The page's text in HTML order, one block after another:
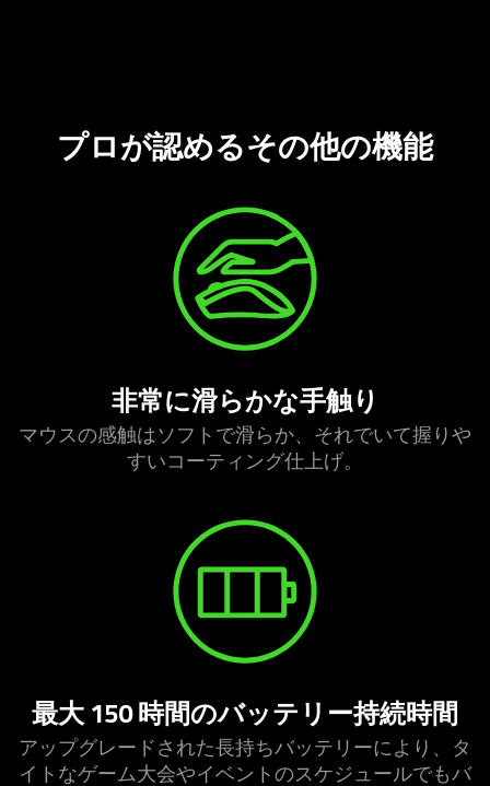
プロが認めるその他の機能
非常に滑らかな手触り
マウスの感触はソフトで滑らか、それでいて握りや
すいコーティング仕 上げ。
最大 150 時間のバッテリー持続時間
アップグレードされた長持ちバッテリーにより、タ
イトなゲーム大会やイベントのスケジュールでもバ